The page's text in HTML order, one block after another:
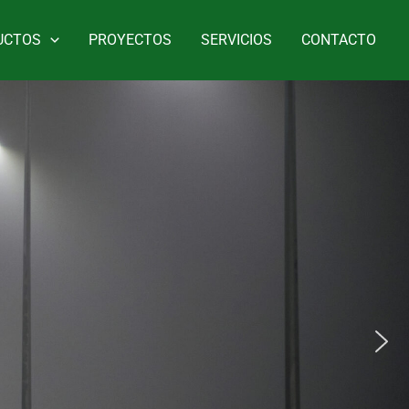
PROYECTOS SERVICIOS CONTACTO